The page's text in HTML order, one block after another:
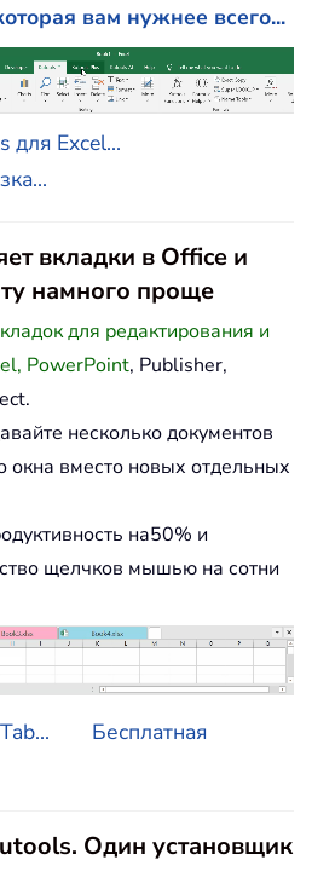
вам нужнее всего...
для Excel...
вкладки в Office и
намного проще
для редактирования и
PowerPoint, Publisher,
несколько документов
окна вместо новых отдельных
на50% и
щелчков мышью на сотни
Бесплатная
Один установщик